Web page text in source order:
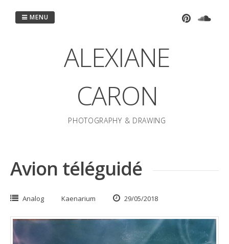
ALEXIANE
CARON
PHOTOGRAPHY & DRAWING
MENU
Avion téléguidé
Analog Kaenarium 29/05/2018